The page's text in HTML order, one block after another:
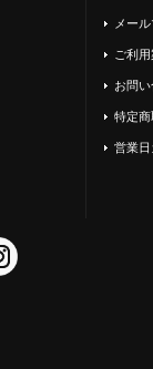
メー
ご利
お問
特定
営業日